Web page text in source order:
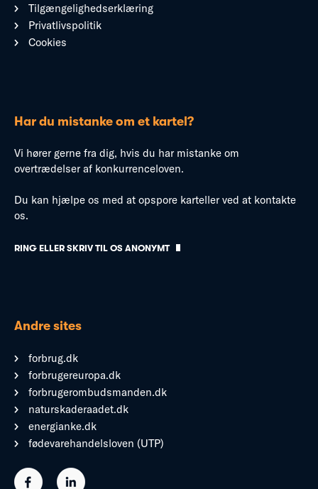
Tilgængelighedserklæring
Privatlivspolitik
Cookies
Har du mistanke om et kartel?
Vi hører gerne fra dig, hvis du har mistanke om
overtrædelser af konkurrenceloven.
Du kan hjælpe os med at opspore karteller ved at kontakte
os.
RING ELLER SKRIV TIL OS ANONYMT
Andre sites
forbrug.dk
forbrugereuropa.dk
forbrugerombudsmanden.dk
naturskaderaadet.dk
energianke.dk
fødevarehandelsloven (UTP)